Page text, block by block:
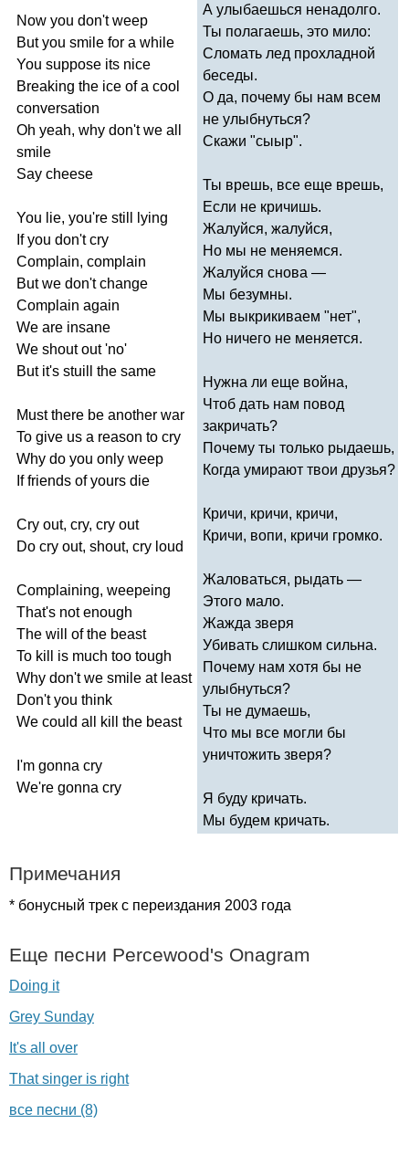
Now you don't weep
But you smile for a while
You suppose its nice
Breaking the ice of a cool
conversation
Oh yeah, why don't we all
smile
Say cheese
You lie, you're still
lying
If you don't cry
Complain, complain
But we don't change
Complain again
We are insane
We shout out'no'
But it's stuill the same
Must there be another war
To give us a reason to cry
Why do you only weep
If friends of yours die
Cry out, cry, cry out
Do cry out, shout, cry loud
Complaining, weepeing
That's not enough
The will of the beast
To kill is much too tough
Why don't we smile at least
Don't you think
We could all kill the beast
I'm gonna cry
We're gonna cry
А улыбаешься ненадолго.
Ты полагаешь, это мило:
Сломать лед прохладной
беседы.
О да, почему бы нам всем
не улыбнуться?
Скажи "сыыр".
Ты врешь, все еще врешь,
Если не кричишь.
Жалуйся, жалуйся,
Но мы не меняемся.
Жалуйся снова —
Мы безумны.
Мы выкрикиваем "нет",
Но ничего не меняется.
Нужна ли еще война,
Чтоб дать нам повод
закричать?
Почему ты только рыдаешь,
Когда умирают твои друзья?
Кричи, кричи, кричи,
Кричи, вопи, кричи громко.
Жаловаться, рыдать —
Этого мало.
Жажда зверя
Убивать слишком сильна.
Почему нам хотя бы не
улыбнуться?
Ты не думаешь,
Что мы все могли бы
уничтожить зверя?
Я буду кричать.
Мы будем кричать.
Примечания
* бонусный трек с переиздания 2003 года
Еще песни Percewood's Onagram
Doing it
Grey Sunday
It's all over
That singer is right
все песни (8)